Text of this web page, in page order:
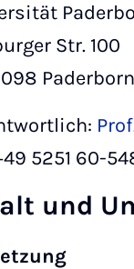
Str. 100
Paderborn
5251 60-
und